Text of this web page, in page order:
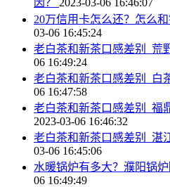
20万信用卡怎么还？怎么
03-06 16:45:24
老白茶和新茶口感差别_荒
06 16:49:24
老白茶和新茶口感差别_白
06 16:47:58
老白茶和新茶口感差别_福
2023-03-06 16:46:32
老白茶和新茶口感差别_湛
03-06 16:45:06
水暖锅炉有多大？濮阳锅
06 16:49:49